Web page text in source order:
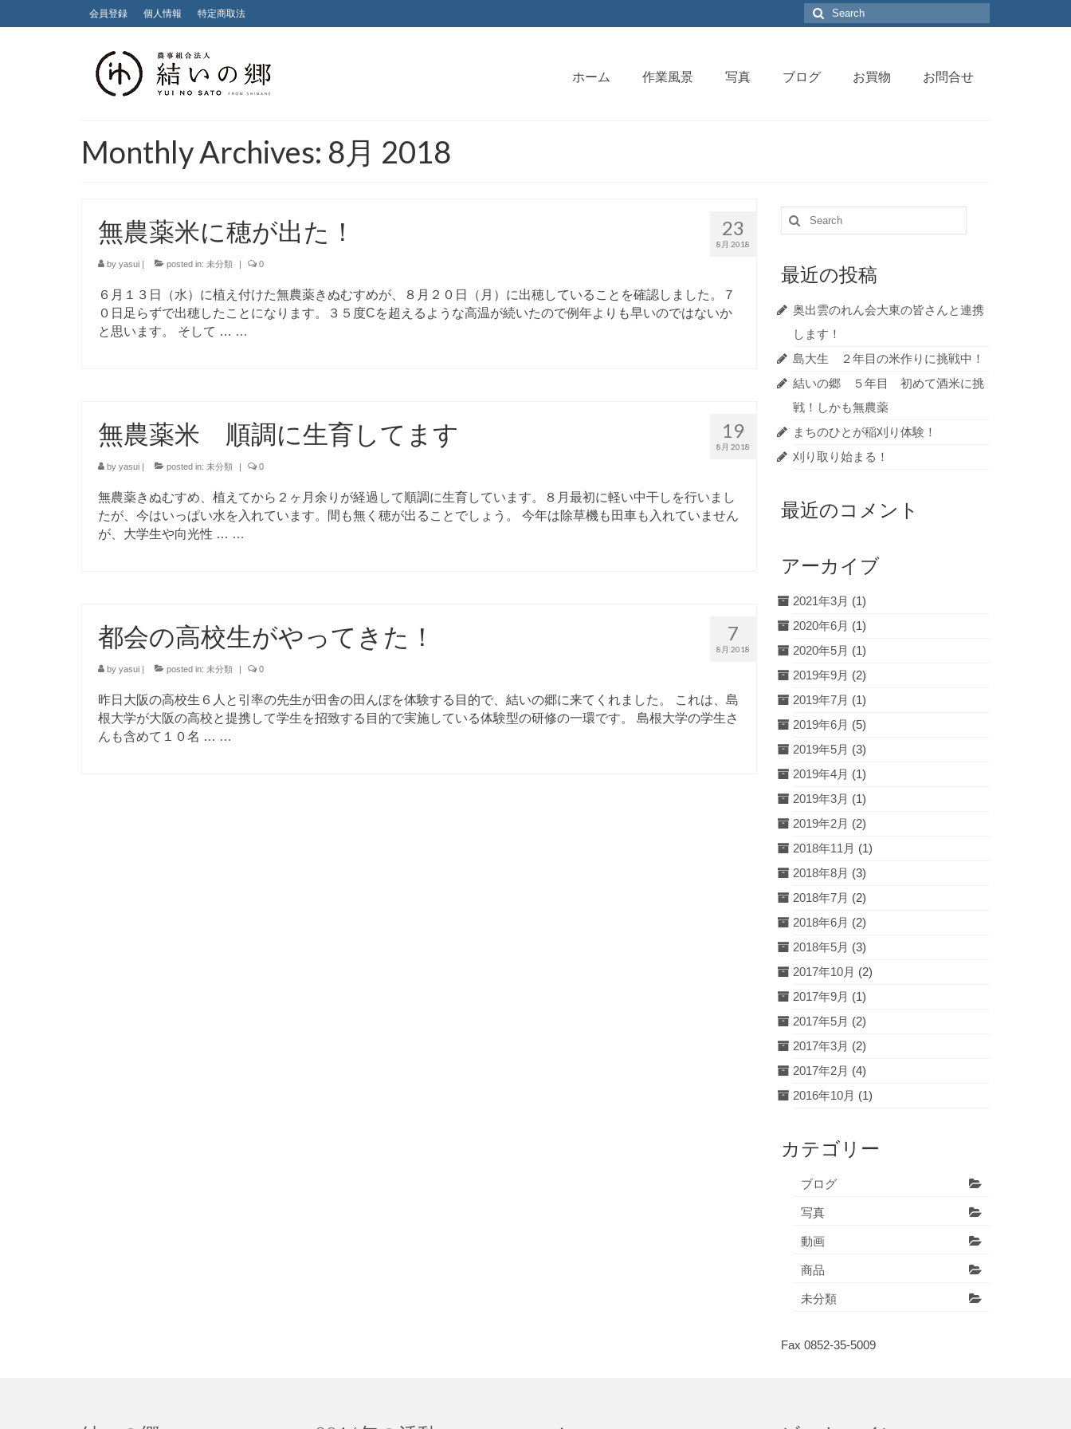
会員登録 個人情報 特定商取法
Search
for:
ホーム 作業風景 写真 ブログ お買物 お問合せ
Monthly Archives: 8月 2018
23
8月 2018
無農薬米に穂が出た！
by yasui | posted in: 未分類 | 0
６月１３日（水）に植え付けた無農薬きぬむすめが、８月２０日（月）に出穂していることを確認しました。７
０日足らずで出穂したことになります。３５度Cを超えるような高温が続いたので例年よりも早いのではないか
と思います。 そして … …
19
8月 2018
無農薬米 順調に生育してます
by yasui | posted in: 未分類 | 0
無農薬きぬむすめ、植えてから２ヶ月余りが経過して順調に生育しています。８月最初に軽い中干しを行いまし
たが、今はいっぱい水を入れています。間も無く穂が出ることでしょう。 今年は除草機も田車も入れていません
が、大学生や向光性 … …
7
8月 2018
都会の高校生がやってきた！
by yasui | posted in: 未分類 | 0
昨日大阪の高校生６人と引率の先生が田舎の田んぼを体験する目的で、結いの郷に来てくれました。 これは、島
根大学が大阪の高校と提携して学生を招致する目的で実施している体験型の研修の一環です。 島根大学の学生さ
んも含めて１０名 … …
Search
for:
最近の投稿
奥出雲のれん会大東の皆さんと連携
します！
島大生 ２年目の米作りに挑戦中！
結いの郷 ５年目 初めて酒米に挑
戦！しかも無農薬
まちのひとが稲刈り体験！
刈り取り始まる！
最近のコメント
アーカイブ
2021年3月 (1)
2020年6月 (1)
2020年5月 (1)
2019年9月 (2)
2019年7月 (1)
2019年6月 (5)
2019年5月 (3)
2019年4月 (1)
2019年3月 (1)
2019年2月 (2)
2018年11月 (1)
2018年8月 (3)
2018年7月 (2)
2018年6月 (2)
2018年5月 (3)
2017年10月 (2)
2017年9月 (1)
2017年5月 (2)
2017年3月 (2)
2017年2月 (4)
2016年10月 (1)
カテゴリー
ブログ
写真
動画
商品
未分類
Fax 0852-35-5009